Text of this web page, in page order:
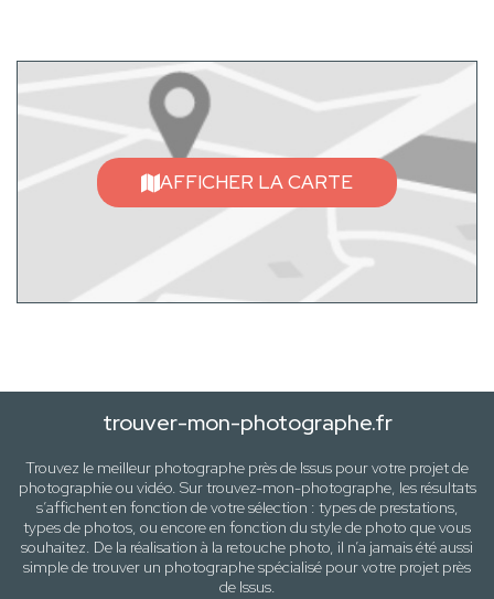
AFFICHER LA CARTE
trouver-mon-photographe.fr
Trouvez le meilleur photographe près de Issus pour votre projet de
photographie ou vidéo. Sur trouvez-mon-photographe, les résultats
s’affichent en fonction de votre sélection : types de prestations,
types de photos, ou encore en fonction du stylede photo que vous
souhaitez. De la réalisation à la retouche photo, il n’a jamais été aussi
simple de trouver un photographe spécialisé pour votre projet près
de Issus.